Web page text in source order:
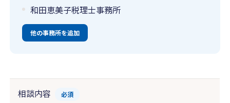
和田恵美子税理士事務所
他の事務所を追加
相談内容 必須